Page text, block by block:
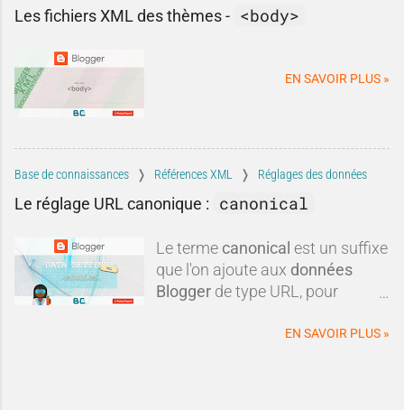
généralement composé d'
Vous êtes bien un
inhumain lorsque l'on fait du
social, mais d'un point de vue
technique, il s'avère être
indispensables.Quels sont les
identifiants Blogger ? A quoi
correspondent-ils ? Où les
trouver ? Vous l'avez
probablement compris, on ne
vous parle pas de vos
Les fichiers XML des thèmes - <body>
EN SAVOIR PLUS »
Base de connaissances Références XML Réglages des données
Le réglage URL canonique : canonical
Le terme canonical est un suffixe
que l'on ajoute aux données
Blogger de type URL, pour
EN SAVOIR PLUS »